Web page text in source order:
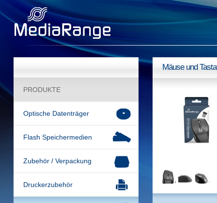
PRODUKTE
Optische Datenträger
Flash Speichermedien
Zubehör / Verpackung
Druckerzubehör
Mäuse und